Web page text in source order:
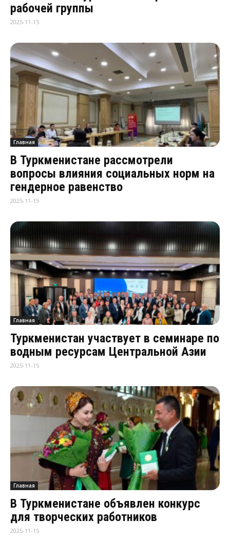
рабочей группы
2025-11-15
Главная
В Туркменистане рассмотрели
вопросы влияния социальных норм на
гендерное равенство
2025-11-15
Главная
Туркменистан участвует в семинаре по
водным ресурсам Центральной Азии
2025-11-15
Главная
В Туркменистане объявлен конкурс
для творческих работников
2025-11-15